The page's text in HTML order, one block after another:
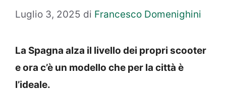
Luglio 3, 2025 di Francesco Domenighini
La Spagna alza il livello dei propri scooter
e ora c’è un modello che per la città è
l’ideale.